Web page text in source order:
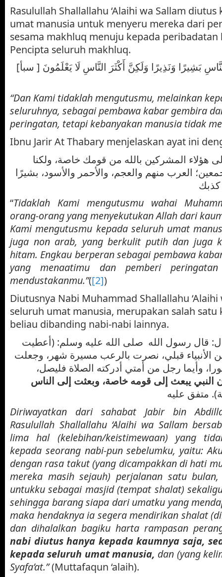
Rasulullah Shallallahu ‘Alaihi wa Sallam
umat manusia untuk menyeru mereka dari
sesama makhluq menuju kepada peribadatan
Pencipta seluruh makhluq.
[وَمَا أَرْسَلْنَاكَ إِلاَّ كَافَّةً لِّلنَّاسِ بَشِيرًا وَنَذِيرًا وَلَكِنَّ أَكْثَرَ النَّاسِ لَا يَعْلَمُونَ [ سبأ
“Dan Kami tidaklah mengutusmu, melainkan
seluruhnya, sebagai pembawa kabar gembira
peringatan, tetapi kebanyakan manusia tidak
Ibnu Jarir At Thabary menjelaskan ayat ini
هؤلاء المشركين بالله من قومك خاصة، ولكنا
العرب منهم والعجم، والأحمر والأسود، بشيرًا
“Tidaklah Kami mengutusmu wahai
orang-orang yang menyekutukan Allah dari
Kami mengutusmu kepada seluruh umat
juga non arab, yang berkulit putih dan juga
hitam. Engkau berperan sebagai pembawa
yang menaatimu dan pemberi
mendustakanmu.”([2])
Diutusnya Nabi Muhammad Shallallahu
seluruh umat manusia, merupakan salah satu
beliau dibanding nabi-nabi lainnya.
قال رسول الله صلى الله عليه وسلم: (أعطيت
قبلي، نصرت بالرعب مسيرة شهر، وجعلت
وأيما رجل من أمتي أدركته الصلاة فليصل،
النبي يبعث إلى قومه خاصة، وبعثت إلى الناس
متفق عليه
Diriwayatkan dari sahabat Jabir bin
Rasulullah Shallallahu ‘Alaihi wa Sallam
lima hal (kelebihan/keistimewaan) yang
kepada seorang nabi-pun sebelumku, yaitu:
dengan rasa takut (yang dicampakkan di hati
mereka masih sejauh) perjalanan satu
untukku sebagai masjid (tempat shalat)
sehingga barang siapa dari umatku yang
maka hendaknya ia segera mendirikan shalat
dan dihalalkan bagiku harta rampasan
nabi diutus hanya kepada kaumnya saja,
kepada seluruh umat manusia, dan (yang
Syafa’at.”(Muttafaqun ‘alaih).